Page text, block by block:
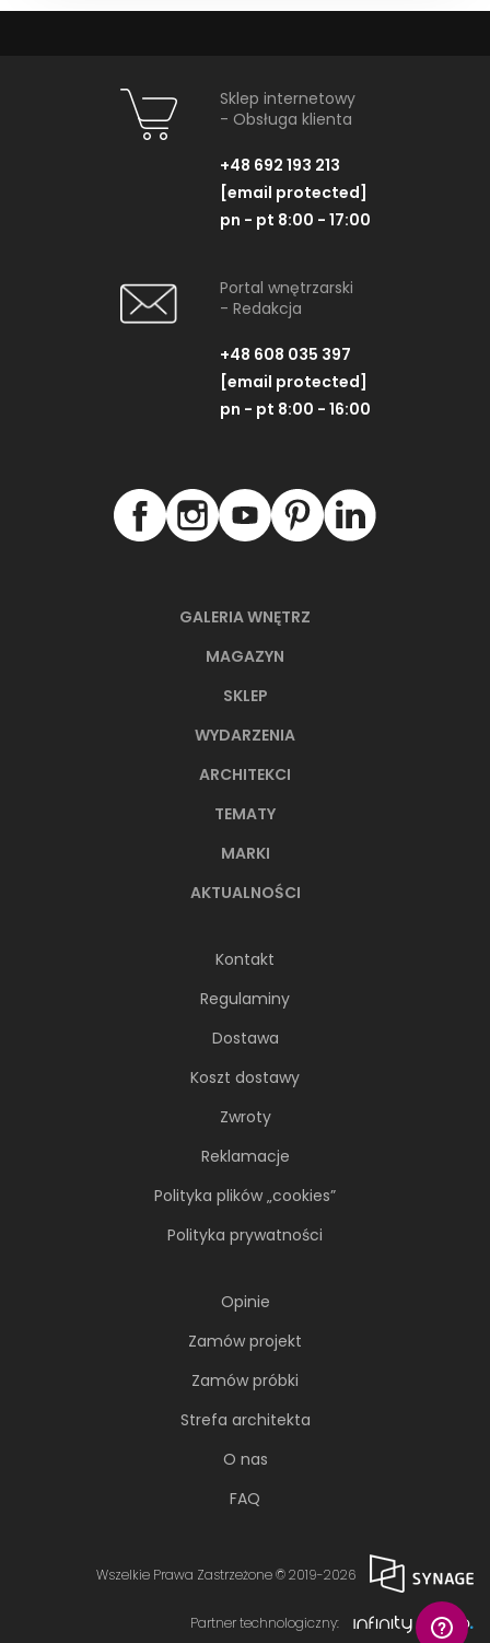
GALERIA WNĘTRZ
MAGAZYN
SKLEP
WYDARZENIA
ARCHITEKCI
TEMATY
MARKI
AKTUALNOŚCI
Kontakt
Regulaminy
Dostawa
Koszt dostawy
Zwroty
Reklamacje
Polityka plików „cookies”
Polityka prywatności
Opinie
Zamów projekt
Zamów próbki
Strefa architekta
O nas
FAQ
Sklep internetowy
- Obsługa klienta
+48 692 193 213
[email protected]
pn - pt 8:00 - 17:00
Portal wnętrzarski
- Redakcja
+48 608 035 397
[email protected]
pn - pt 8:00 - 16:00
Wszelkie Prawa Zastrzeżone © 2019-2026
Partner technologiczny: